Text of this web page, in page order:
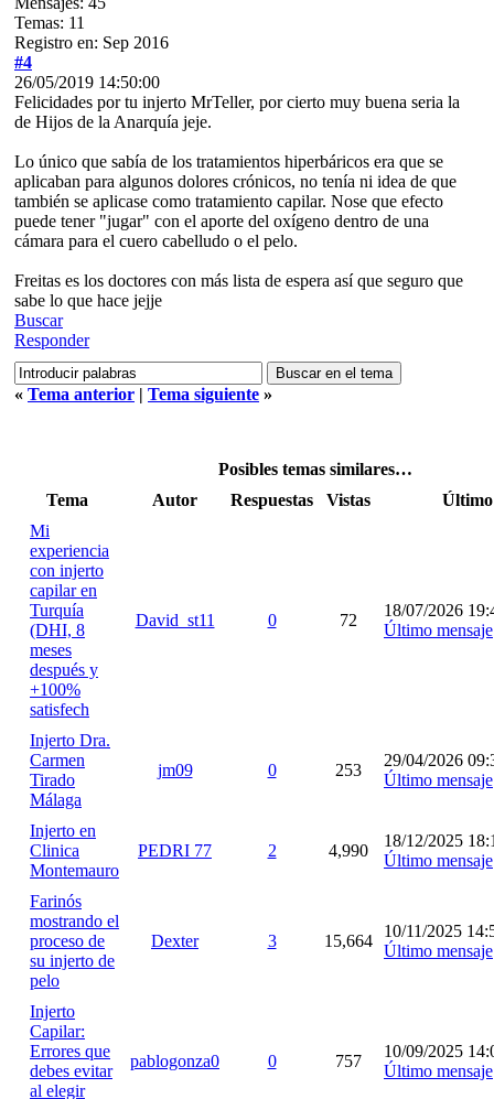
Temas: 11
Registro en: Sep 2016
#4
26/05/2019 14:50:00
Felicidades por tu injerto MrTeller, por cierto muy buena seria la
de Hijos de la Anarquía jeje.
Lo único que sabía de los tratamientos hiperbáricos era que se
aplicaban para algunos dolores crónicos, no tenía ni idea de que
también se aplicase como tratamiento capilar. Nose que efecto
puede tener "jugar" con el aporte del oxígeno dentro de una
cámara para el cuero cabelludo o el pelo.
Freitas es los doctores con más lista de espera así que seguro que
sabe lo que hace jejje
Buscar
Responder
« Tema anterior | Tema siguiente »
Posibles temas similares…
Tema
Autor Respuestas Vistas
Último
Mi
experiencia
con injerto
capilar en
Turquía
(DHI, 8
meses
después y
+100%
satisfech
David_st11 0 72
18/07/2026
Último mensaje
Injerto Dra.
Carmen
Tirado
Málaga
jm09 0 253
29/04/2026
Último mensaje
Injerto en
Clinica
Montemauro
PEDRI 77 2 4,990
18/12/2025
Último mensaje
Farinós
mostrando el
proceso de
su injerto de
pelo
Dexter 3 15,664
10/11/2025
Último mensaje
Injerto
Capilar:
Errores que
debes evitar
al elegir
pablogonza0 0 757
10/09/2025
Último mensaje